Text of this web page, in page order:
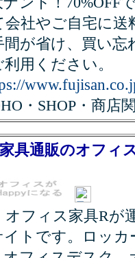
社やご自宅に送
間が省け、買い忘
用ください。
・SHOP・商店
具通販のオフィ
オフィス家具Rが
イトです。ロッ